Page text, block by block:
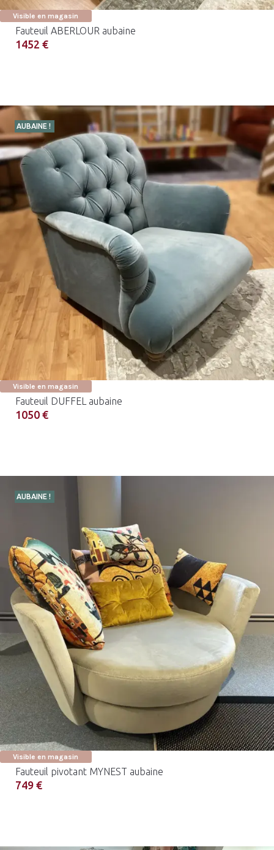
Visible en magasin
Fauteuil ABERLOUR aubaine
1452 €
AUBAINE !
Visible en magasin
Fauteuil DUFFEL aubaine
1050 €
AUBAINE !
Visible en magasin
Fauteuil pivotant MYNEST aubaine
749 €